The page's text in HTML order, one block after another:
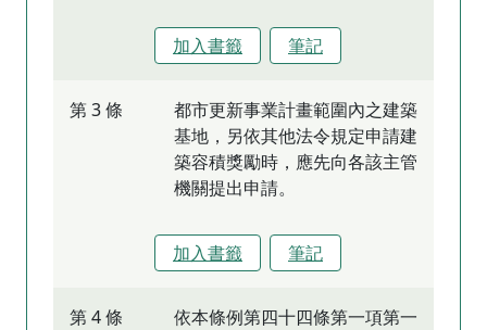
加入書籤 筆記
第 3 條
都市更新事業計畫範圍內之建築
基地，另依其他法令規定申請建
築容積獎勵時，應先向各該主管
機關提出申請。
加入書籤 筆記
第 4 條
依本條例第四十四條第一項第一